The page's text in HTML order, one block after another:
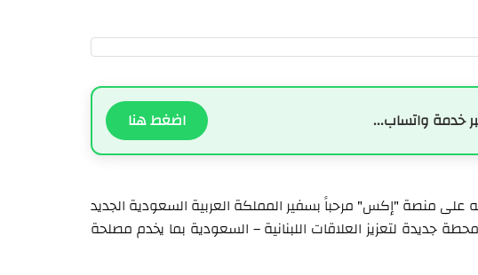
خدمة واتساب... اضغط هنا
على منصة "إكس" مرحباً بسفير المملكة العربية السعودية الجديد
جديدة لتعزيز العلاقات اللبنانية – السعودية بما يخدم مصلحة